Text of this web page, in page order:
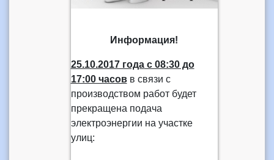
Информация!
25.10.2017 годас 08:30 до
17:00 часовв связи с
производством работ будет
прекращена подача
электроэнергии на участке
улиц: